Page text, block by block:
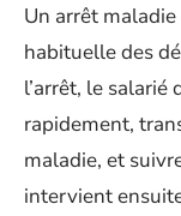
Un arrêt
habituelle des
l’arrêt, le salarié
rapidement,
maladie, et
intervient